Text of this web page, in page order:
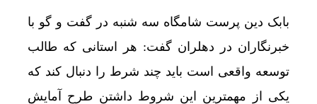
رضایی: یک درصد بودجه فوتبال را به
بابک دین پرست شامگاه سه شنبه در گفت و گو با
خبرنگاران در دهلران گفت: هر استانی که طالب
توسعه واقعی است باید چند شرط را دنبال کند که
یکی از مهمترین این شروط داشتن طرح آمایش